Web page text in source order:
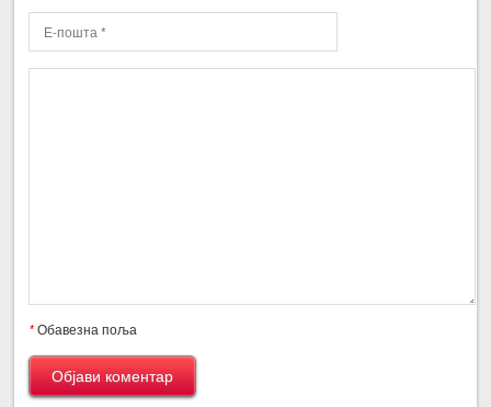
*Обавезна поља